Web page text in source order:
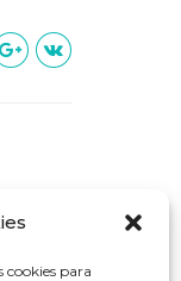
cookies para